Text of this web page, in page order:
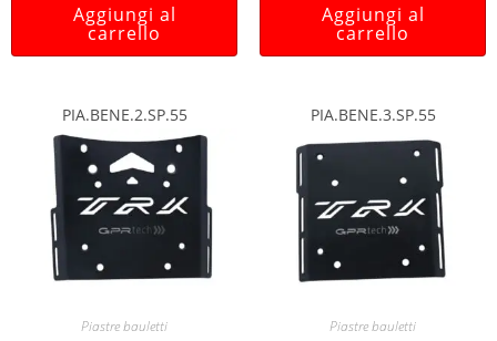
Aggiungi al
carrello
Aggiungi al
carrello
PIA.BENE.2.SP.55
Piastre bauletti
PIA.BENE.3.SP.55
Piastre bauletti